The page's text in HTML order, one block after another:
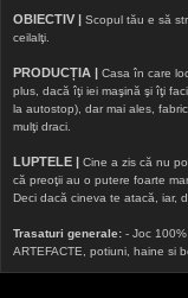
OBIECTIV | Scopul tău e să
ceilalţi.
PRODUCȚIA | Casa în care
plus, dacă îţi iei maşină şi îţi
la autostop), dar mai ales,
mulţi draci.
LUPTELE | Cine a zis că nu
că preoţii au o putere foarte
Deci dacă cineva te atacă, iar,
Trasaturi generale: - Joc
ARTEFACTE, potiuni, haine si